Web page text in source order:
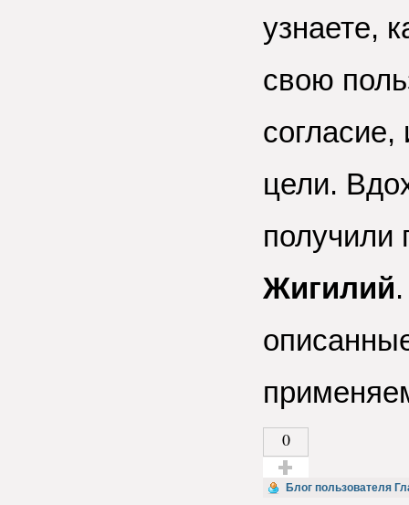
узнаете,
свою
согласие,
цели.
получили
Жигилий
0
Голос за!
Блог пользователя